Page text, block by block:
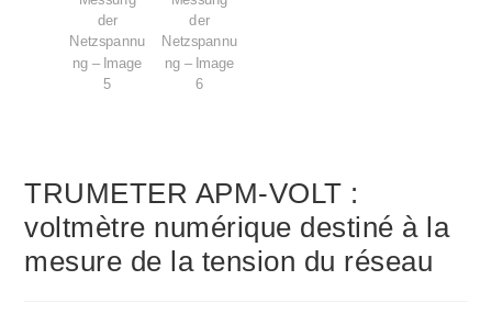
TRUMETER APM-VOLT :
voltmètre numérique destiné à la
mesure de la tension du réseau